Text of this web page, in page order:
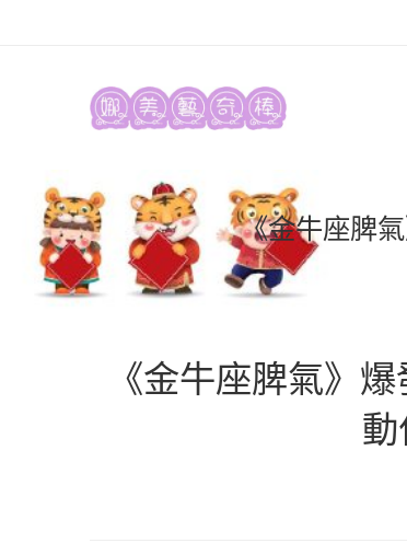
《金牛座脾
《金牛座脾氣》
動